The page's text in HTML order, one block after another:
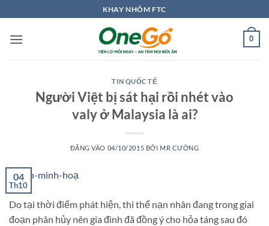
qua
nội
KHAY NHÔM FTC
0
TIN QUỐC TẾ
Người Việt bị sát hại rồi nhét vào
valy ở Malaysia là ai?
ĐĂNG VÀO 04/10/2015 BỞI MR CƯỜNG
04
Th10
Do tại thời điểm phát hiện, thi thể nạn nhân đang trong giai
đoạn phân hủy nên gia đình đã đồng ý cho hỏa táng sau đó